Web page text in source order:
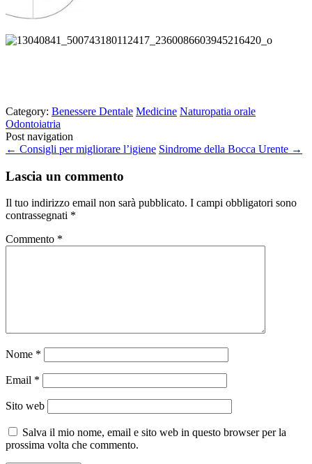
Category: Benessere Dentale Medicine Naturopatia orale
Odontoiatria
Post navigation
← Consigli per migliorare l’igiene Sindrome della Bocca Urente →
Lascia un commento
Il tuo indirizzo email non sarà pubblicato. I campi obbligatori sono
contrassegnati *
Commento *
Nome *
Email *
Sito web
Salva il mio nome, email e sito web in questo browser per la
prossima volta che commento.